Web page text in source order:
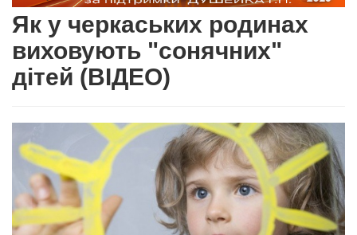
Як у черкаських родинах
виховують "сонячних"
дітей (ВІДЕО)